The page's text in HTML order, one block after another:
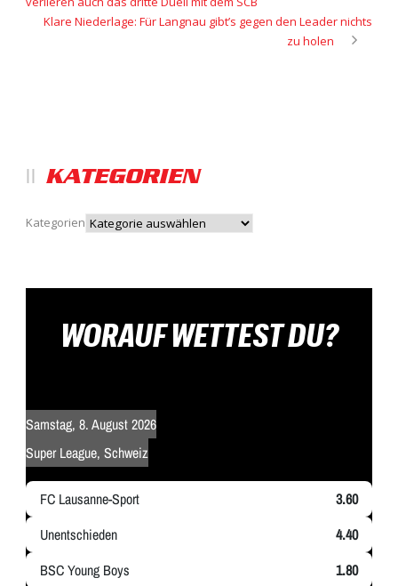
Klare Niederlage: Für Langnau gibt’s gegen den Leader nichts
zu holen
KATEGORIEN
Kategorien